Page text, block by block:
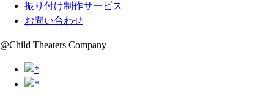
振り付け制作サービス
お問い合わせ
@Child Theaters Company